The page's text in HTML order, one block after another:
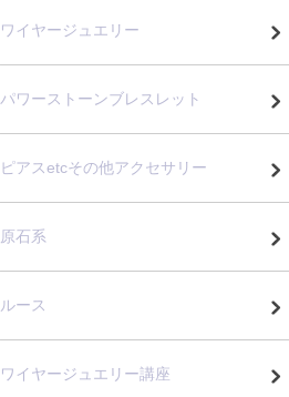
ワイヤージュエリー
パワーストーンブレスレット
ピアスetcその他アクセサリー
原石系
ルース
ワイヤージュエリー講座